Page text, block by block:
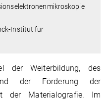
Institut für
der Weiterbildung, des
und der Förderung der
der Materialografie. Im